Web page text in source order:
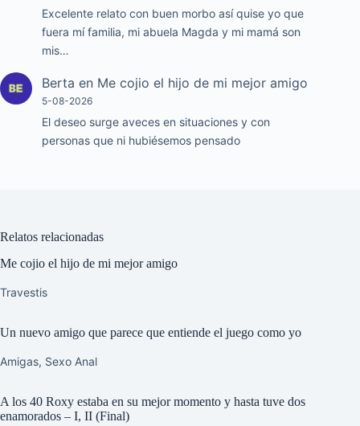
Excelente relato con buen morbo así quise yo que
fuera mí familia, mi abuela Magda y mi mamá son
mis…
Berta en Me cojio el hijo de mi mejor amigo
5-08-2026
El deseo surge aveces en situaciones y con
personas que ni hubiésemos pensado
Relatos relacionadas
Me cojio el hijo de mi mejor amigo
Travestis
Un nuevo amigo que parece que entiende el juego como yo
Amigas, Sexo Anal
A los 40 Roxy estaba en su mejor momento y hasta tuve dos
enamorados – I, II (Final)